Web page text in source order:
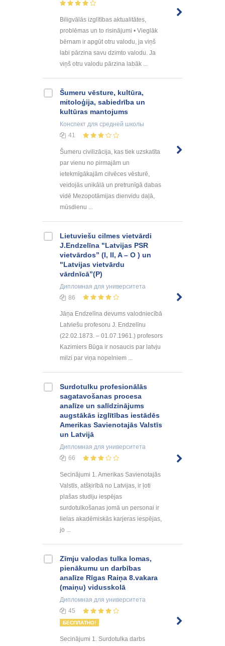
Biligvālās izglītības aktualitātes,
problēmas un to risinājumi • Vieglāk
bērnam ir apgūt otru valodu, ja viņš
labi pārzina savu dzimto valodu. Ja
viņš otru valodu pārzina labāk ...
Šumeru vēsture, kultūra,
mitoloģija, sabiedrība un
kultūras mantojums
Конспект для средней школы
41
Šumeru civilizācija, kas tiek uzskatīta
par vienu no pirmajām un
ietekmīgākajām cilvēces vēsturē,
veidojās unikālā un pretrunīgā dabas
vidē Mezopotāmijas dienvidu daļā,
mūsdienu ...
Lietuviešu cilmes vietvārdi
J.Endzelīna "Latvijas PSR
vietvārdos” (I, II, A – O ) un
"Latvijas vietvārdu
vārdnīcā”(P)
Дипломная для университета
86
Jāņa Endzelīna devums valodniecībā
Latviešu profesoru J. Endzelīnu
(22.02.1873. – 01.07.1961.) profesors
Kazimiers Būga ir nosaucis par latvju
milzi par viņa nopelniem ...
Surdotulku profesionālās
sagatavošanas procesa
analīze un salīdzinājums
augstākās izglītības iestādēs
Amerikas Savienotajās Valstīs
un Latvijā
Дипломная для университета
66
Secinājumi 1. Amerikas Savienotajās
Valstīs, atšķirībā no Latvijas, ir ļoti
plašas studiju iespējas
surdotulkošanas jomā un personai ir
lielas akadēmiskās karjeras iespējas,
jo ...
Zīmju valodas tulka lomas,
pienākumu un darbības
analīze Rīgas Raiņa 8.vakara
(maiņu) vidusskolā
Дипломная для университета
45
БЕСПЛАТНО!
Secinājumi 1. Surdotulka darbs